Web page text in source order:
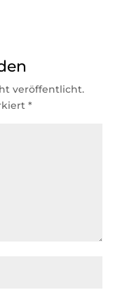
veröffentlicht.
*